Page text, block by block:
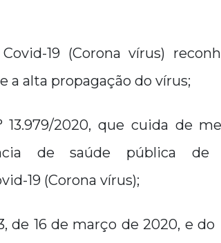
19 (Corona vírus)
a alta propagação do vírus;
2020, que cuida de
de saúde pública de
19 (Corona vírus);
de 16 de março de 2020, e do